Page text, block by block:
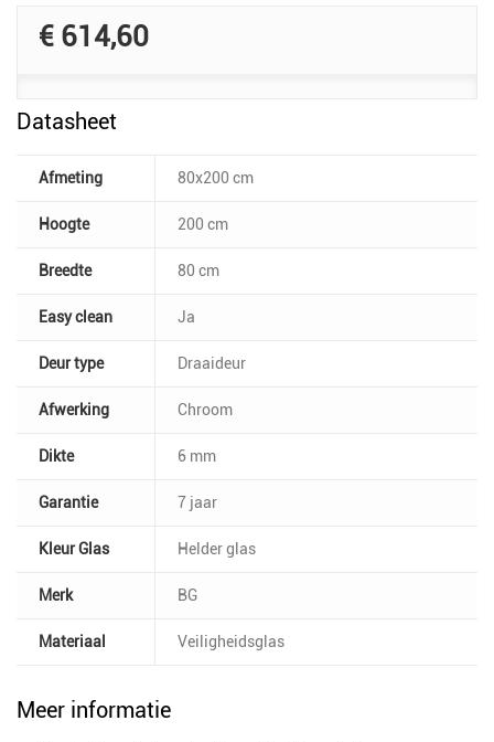
€ 614,60
Datasheet
Afmeting 80x200 cm
Hoogte 200 cm
Breedte 80 cm
Easy clean Ja
Deur type Draaideur
Afwerking Chroom
Dikte 6 mm
Garantie 7 jaar
Kleur Glas Helder glas
Merk BG
Materiaal Veiligheidsglas
Meer informatie